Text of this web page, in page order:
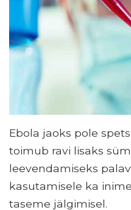
Ebola jaoks pole
toimub ravi lisaks
leevendamiseks
kasutamisele ka
taseme jälgimisel.